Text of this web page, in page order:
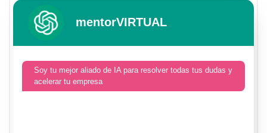
mentorVIRTUAL
Soy tu mejor aliado de IA para resolver todas tus dudas y
acelerar tu empresa